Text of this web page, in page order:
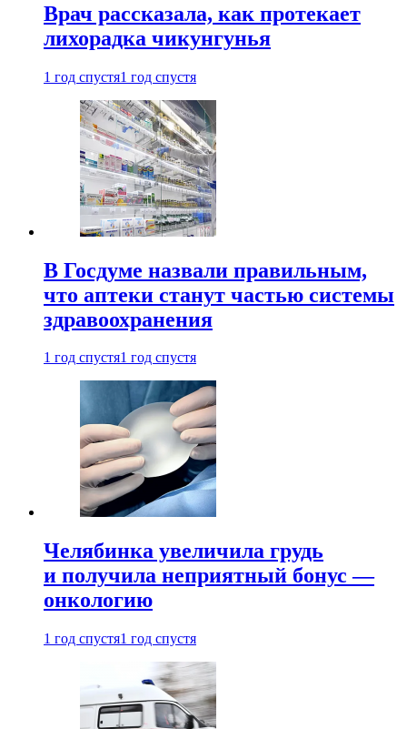
Врач рассказала, как протекает
лихорадка чикунгунья
1 год спустя1 год спустя
В Госдуме назвали правильным,
что аптеки станут частью системы
здравоохранения
1 год спустя1 год спустя
Челябинка увеличила грудь
и получила неприятный бонус —
онкологию
1 год спустя1 год спустя